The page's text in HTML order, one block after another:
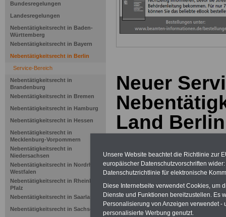
Bundesregelungen
Landesregelungen
Nebentätigkeitsrecht in Baden-
Württemberg
Nebentätigkeitsrecht in Bayern
Nebentätigkeitsrecht in Berlin
Service-Bereich
Nebentätigkeitsrecht in
Brandenburg
Nebentätigkeitsrecht in Bremen
Nebentätigkeitsrecht in Hamburg
Nebentätigkeitsrecht in Hessen
Nebentätigkeitsrecht in
Mecklenburg-Vorpommern
Nebentätigkeitsrecht in
Niedersachsen
Nebentätigkeitsrecht in Nordrhein-
Westfalen
Nebentätigkeitsrecht in Rheinland-
Pfalz
Nebentätigkeitsrecht in Saarland
Nebentätigkeitsrecht in Sachsen
Neuer
Land Berlin
Unsere Website beachtet die Richtlinie zur
europäischer Datenschutzvorschriften
Datenschutzrichtlinie für elektronische
Diese Internetseite verwendet Cookies, um
Dienste und Funktionen bereitzustellen. Es
Personalisierung von Anzeigen verwendet
personalisierte Werbung genutzt.